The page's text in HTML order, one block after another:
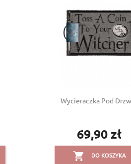
Wycieraczka Pod
Cena
69,90 zł
 DO KOSZYKA